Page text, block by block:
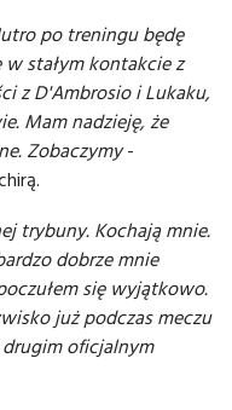
po treningu będę
w stałym kontakcie z
z D'Ambrosio i Lukaku,
Mam nadzieję, że
Zobaczymy-
trybuny. Kochają mnie.
dobrze mnie
się wyjątkowo.
już podczas meczu
oficjalnym